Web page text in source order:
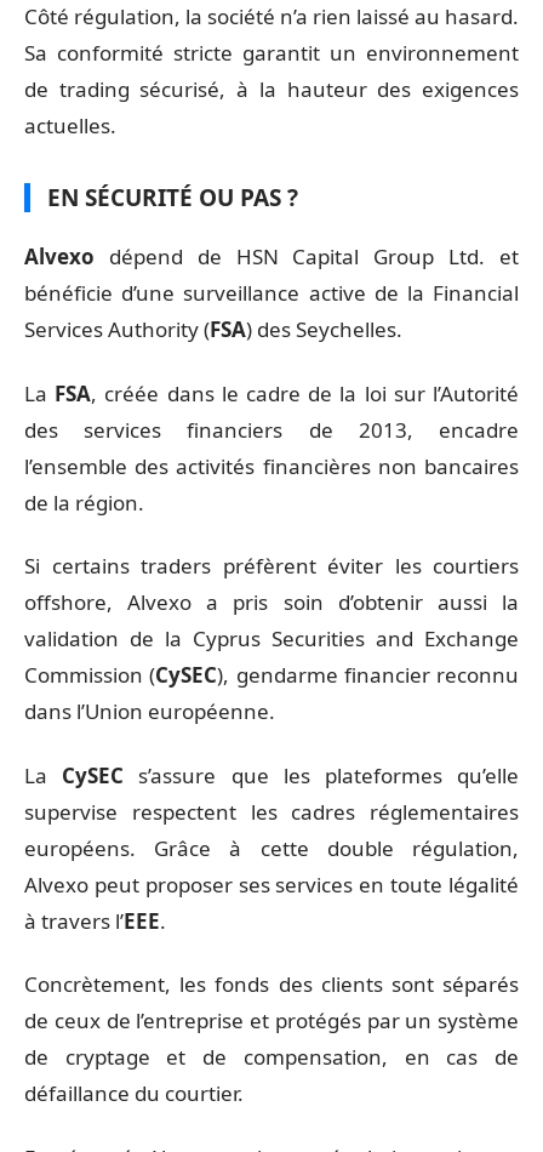
Côté régulation, la société n’a rien laissé au hasard.
Sa conformité stricte garantit un environnement
de trading sécurisé, à la hauteur des exigences
actuelles.
EN SÉCURITÉ OU PAS ?
Alvexo dépend de HSN Capital Group Ltd. et
bénéficie d’une surveillance active de la Financial
Services Authority (FSA) des Seychelles.
La FSA, créée dans le cadre de la loi sur l’Autorité
des services financiers de 2013, encadre
l’ensemble des activités financières non bancaires
de la région.
Si certains traders préfèrent éviter les courtiers
offshore, Alvexo a pris soin d’obtenir aussi la
validation de la Cyprus Securities and Exchange
Commission (CySEC), gendarme financier reconnu
dans l’Union européenne.
La CySEC s’assure que les plateformes qu’elle
supervise respectent les cadres réglementaires
européens. Grâce à cette double régulation,
Alvexo peut proposer ses services en toute légalité
à travers l’EEE.
Concrètement, les fonds des clients sont séparés
de ceux de l’entreprise et protégés par un système
de cryptage et de compensation, en cas de
défaillance du courtier.